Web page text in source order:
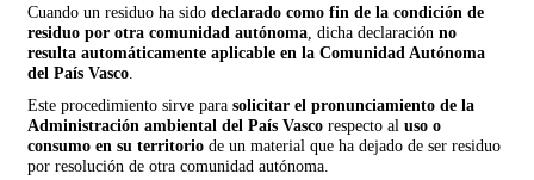
Cuando un residuo ha sido declarado como fin de la condición de
residuo por otra comunidad autónoma , dicha declaración no
resulta automáticamente aplicable en la Comunidad Autónoma
del País Vasco
Este procedimiento sirve para solicitar el pronunciamiento de la
Administración ambiental del País Vasco respecto al uso o
consumo en su territorio de un material que ha dejado de ser residuo
por resolución de otra comunidad autónoma.